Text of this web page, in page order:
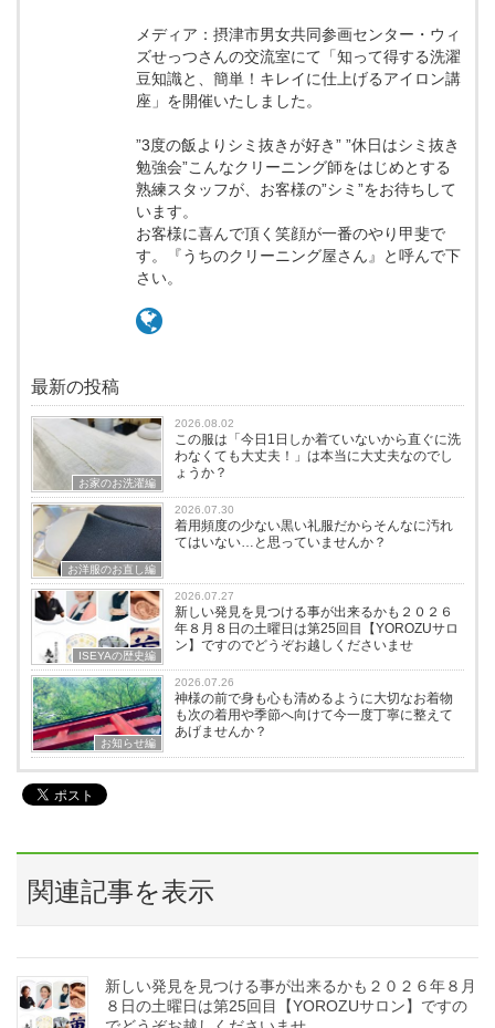
メディア：摂津市男女共同参画センター・ウィ
ズせっつさんの交流室にて「知って得する洗濯
豆知識と、簡単！キレイに仕上げるアイロン講
座」を開催いたしました。
”3度の飯よりシミ抜きが好き” ”休日はシミ抜き
勉強会”こんなクリーニング師をはじめとする
熟練スタッフが、お客様の”シミ”をお待ちして
います。
お客様に喜んで頂く笑顔が一番のやり甲斐で
す。『うちのクリーニング屋さん』と呼んで下
さい。
最新の投稿
お家のお洗濯編
2026.08.02
この服は「今日1日しか着ていないから直ぐに洗
わなくても大丈夫！」は本当に大丈夫なのでし
ょうか？
お洋服のお直し編
2026.07.30
着用頻度の少ない黒い礼服だからそんなに汚れ
てはいない…と思っていませんか？
ISEYAの歴史編
2026.07.27
新しい発見を見つける事が出来るかも２０２６
年８月８日の土曜日は第25回目【YOROZUサロ
ン】ですのでどうぞお越しくださいませ
お知らせ編
2026.07.26
神様の前で身も心も清めるように大切なお着物
も次の着用や季節へ向けて今一度丁寧に整えて
あげませんか？
関連記事を表示
新しい発見を見つける事が出来るかも２０２６年８月
８日の土曜日は第25回目【YOROZUサロン】ですの